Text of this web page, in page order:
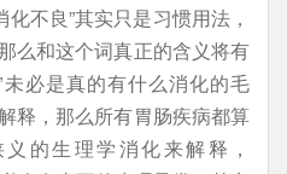
不良”其实只是习惯用法，
么和这个词真正的含义将有
必是真的有什么消化的毛
释，那么所有胃肠疾病都算
的生理学消化来解释，